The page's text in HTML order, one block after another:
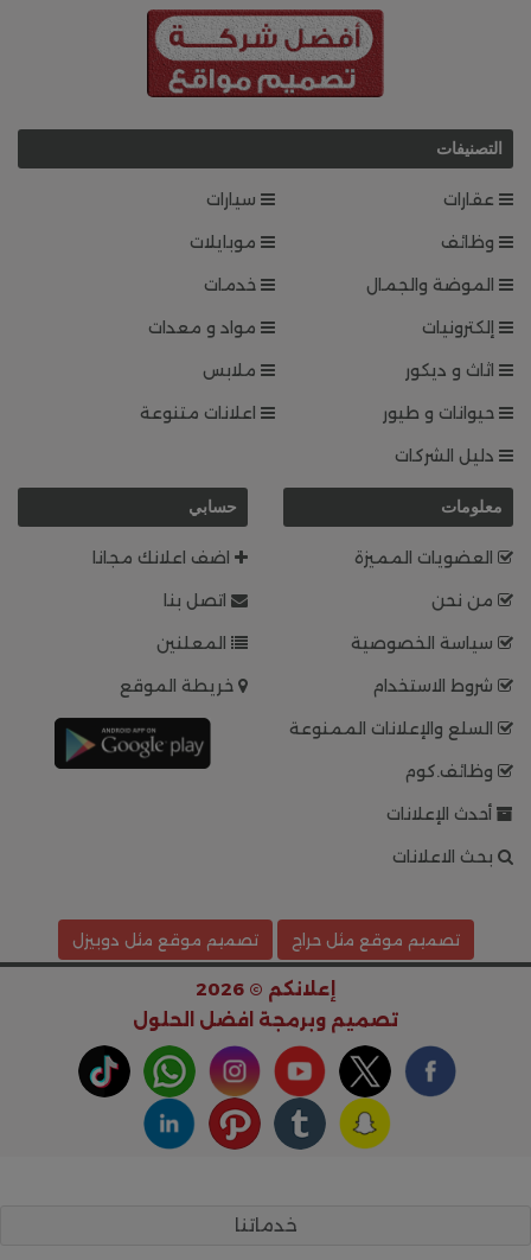
التصنيفات
عقارات
سيارات
وظائف
موبايلات
الموضة والجمال
خدمات
إلكترونيات
مواد و معدات
اثاث و ديكور
ملابس
حيوانات و طيور
اعلانات متنوعة
دليل الشركات
معلومات
العضويات المميزة
من نحن
سياسة الخصوصية
شروط الاستخدام
السلع والإعلانات الممنوعة
وظائف.كوم
أحدث الإعلانات
بحث الاعلانات
حسابي
اضف اعلانك مجانا
اتصل بنا
المعلنين
خريطة الموقع
تصميم موقع مثل حراج تصميم موقع مثل دوبيزل
إعلانكم © 2026
تصميم وبرمجة افضل الحلول
خدماتنا